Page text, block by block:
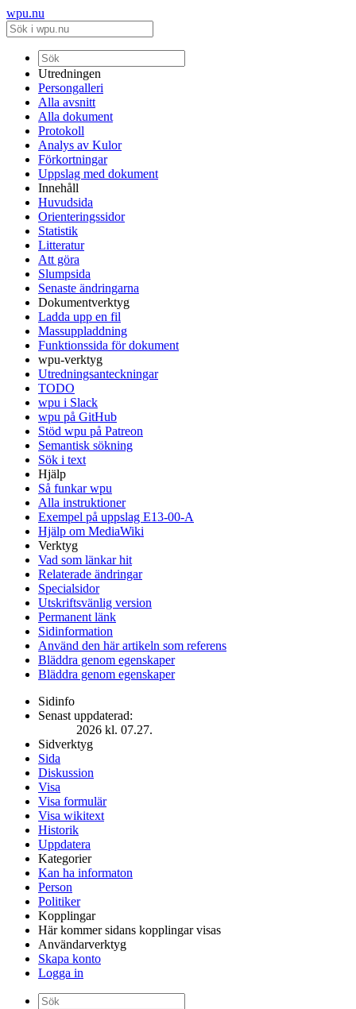
wpu.nu
Utredningen
Persongalleri
Alla avsnitt
Alla dokument
Protokoll
Analys av Kulor
Förkortningar
Uppslag med dokument
Innehåll
Huvudsida
Orienteringssidor
Statistik
Litteratur
Att göra
Slumpsida
Senaste ändringarna
Dokumentverktyg
Ladda upp en fil
Massuppladdning
Funktionssida för dokument
wpu-verktyg
Utredningsanteckningar
TODO
wpu i Slack
wpu på GitHub
Stöd wpu på Patreon
Semantisk sökning
Sök i text
Hjälp
Så funkar wpu
Alla instruktioner
Exempel på uppslag E13-00-A
Hjälp om MediaWiki
Verktyg
Vad som länkar hit
Relaterade ändringar
Specialsidor
Utskriftsvänlig version
Permanent länk
Sidinformation
Använd den här artikeln som referens
Bläddra genom egenskaper
Bläddra genom egenskaper
Sidinfo
Senast uppdaterad:
2026 kl. 07.27.
Sidverktyg
Sida
Diskussion
Visa
Visa formulär
Visa wikitext
Historik
Uppdatera
Kategorier
Kan ha informaton
Person
Politiker
Kopplingar
Här kommer sidans kopplingar visas
Användarverktyg
Skapa konto
Logga in